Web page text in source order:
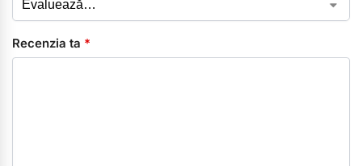
Recenzia ta *